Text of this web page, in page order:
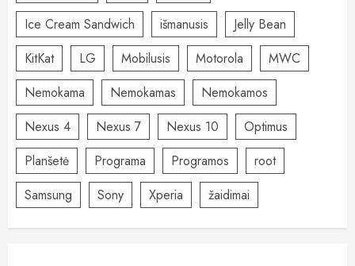
Ice Cream Sandwich
išmanusis
Jelly Bean
KitKat
LG Mobilusis Motorola
MWC
Nemokama
Nemokamas
Nemokamos
Nexus 4
Nexus 7 Nexus 10
Optimus
Planšetė
Programa Programos
root
Samsung
Sony Xperia žaidimai